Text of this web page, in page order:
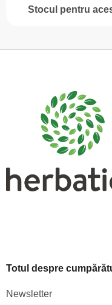
Stocul pentru
Totul despre
Newsletter